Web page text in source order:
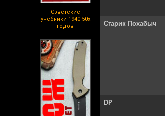
Советские
учебники 1940-50х
годов
Старик Похабыч
DP